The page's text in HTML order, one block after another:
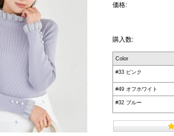
価格:
購入数:
Color
#33 ピンク
#49 オフホワイト
#32 ブルー